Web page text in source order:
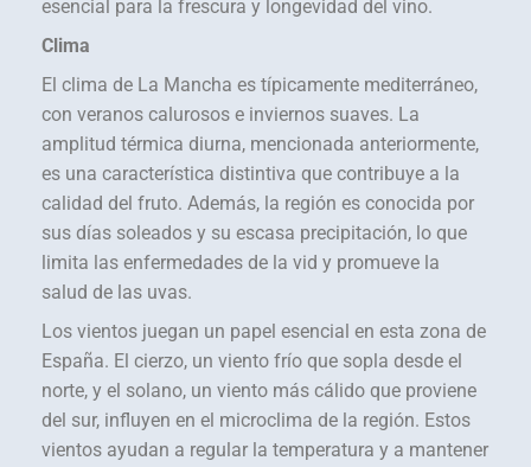
esencial para la frescura y longevidad del vino.
Clima
El clima de La Mancha es típicamente mediterráneo,
con veranos calurosos e inviernos suaves. La
amplitud térmica diurna, mencionada anteriormente,
es una característica distintiva que contribuye a la
calidad del fruto. Además, la región es conocida por
sus días soleados y su escasa precipitación, lo que
limita las enfermedades de la vid y promueve la
salud de las uvas.
Los vientos juegan un papel esencial en esta zona de
España. El cierzo, un viento frío que sopla desde el
norte, y el solano, un viento más cálido que proviene
del sur, influyen en el microclima de la región. Estos
vientos ayudan a regular la temperatura y a mantener